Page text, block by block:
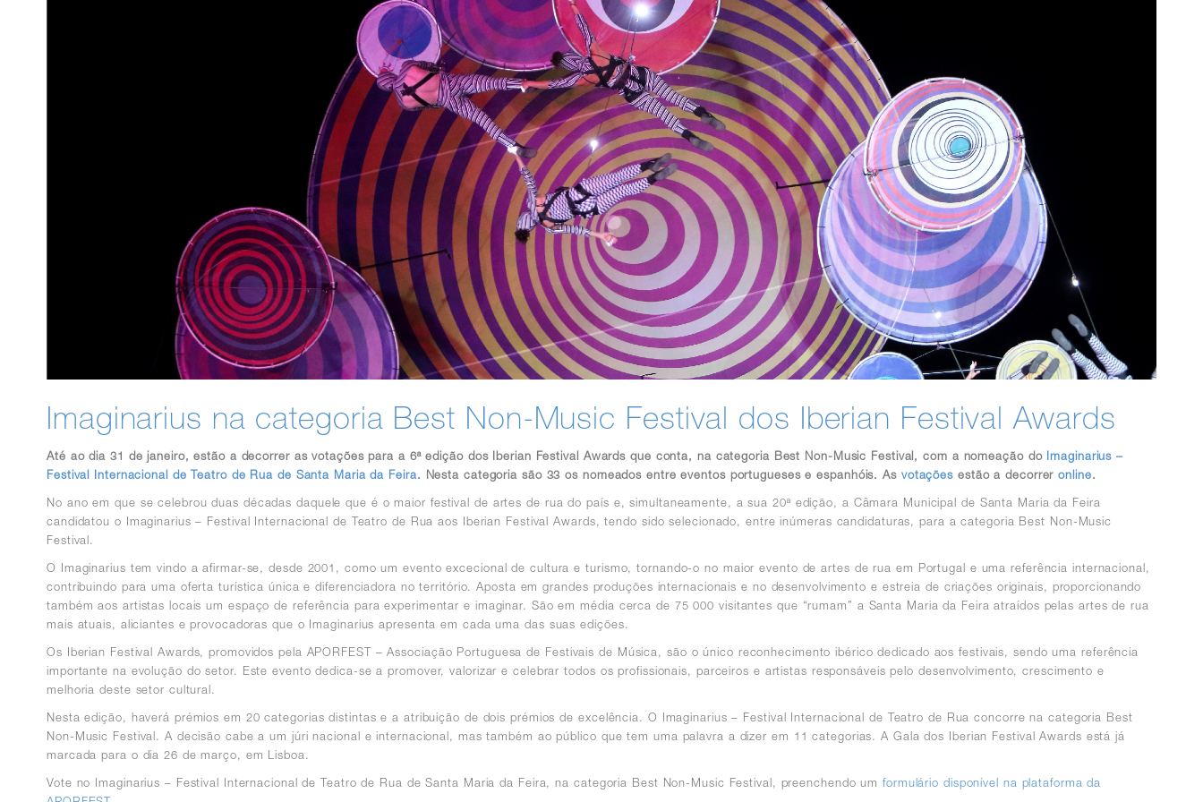
Imaginarius na categoria Best Non-Music Festival dos Iberian Festival Awards
Até ao dia 31 de janeiro, estão a decorrer as votações para a 6ª edição dos Iberian Festival Awards que conta, na categoria Best Non-Music Festival, com a nomeação do Imaginarius –
Festival Internacional de Teatro de Rua de Santa Maria da Feira. Nesta categoria são 33 os nomeados entre eventos portugueses e espanhóis. As votações estão a decorreronline.
No ano em que se celebrou duas décadas daquele que é o maior festival de artes de rua do país e, simultaneamente, a sua 20ª edição, a Câmara Municipal de Santa Maria da Feira
candidatou o Imaginarius – Festival Internacional de Teatro de Rua aos Iberian Festival Awards, tendo sido selecionado, entre inúmeras candidaturas, para a categoria Best Non-Music
Festival.
O Imaginarius tem vindo a afirmar-se, desde 2001, como um evento excecional de cultura e turismo, tornando-o no maior evento de artes de rua em Portugal e uma referência internacional,
contribuindo para uma oferta turística única e diferenciadora no território. Aposta em grandes produções internacionais e no desenvolvimento e estreia de criações originais, proporcionando
também aos artistas locais um espaço de referência para experimentar e imaginar. São em média cerca de 75 000 visitantes que “rumam” a Santa Maria da Feira atraídos pelas artes de rua
mais atuais, aliciantes e provocadoras que o Imaginarius apresenta em cada uma das suas edições.
Os Iberian Festival Awards, promovidos pela APORFEST – Associação Portuguesa de Festivais de Música, são o único reconhecimento ibérico dedicado aos festivais, sendo uma referência
importante na evolução do setor. Este evento dedica-se a promover, valorizar e celebrar todos os profissionais, parceiros e artistas responsáveis pelo desenvolvimento, crescimento e
melhoria deste setor cultural.
Nesta edição, haverá prémios em 20 categorias distintas e a atribuição de dois prémios de excelência. O Imaginarius – Festival Internacional de Teatro de Rua concorre na categoria Best
Non-Music Festival. A decisão cabe a um júri nacional e internacional, mas também ao público que tem uma palavra a dizer em 11 categorias. A Gala dos Iberian Festival Awards está já
marcada para o dia 26 de março, em Lisboa.
Vote no Imaginarius – Festival Internacional de Teatro de Rua de Santa Maria da Feira, na categoria Best Non-Music Festival, preenchendo umformulário disponível na plataforma da